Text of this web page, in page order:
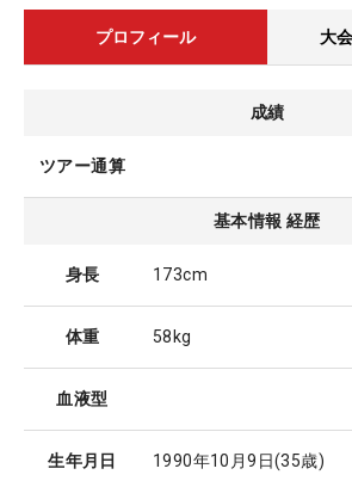
プロフィール 大
成績
ツアー通算
基本情報 経歴
身長 173cm
体重 58kg
血液型
生年月日 1990年10月9日(35歳)